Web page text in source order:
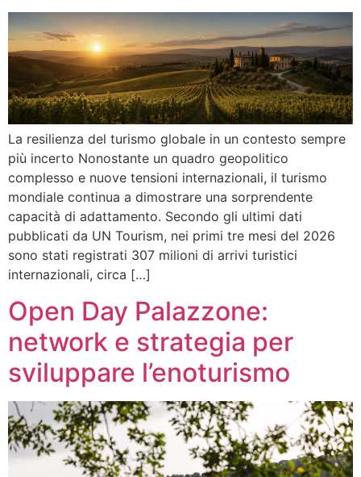
La resilienza del turismo globale in un contesto sempre
più incerto Nonostante un quadro geopolitico
complesso e nuove tensioni internazionali, il turismo
mondiale continua a dimostrare una sorprendente
capacità di adattamento. Secondo gli ultimi dati
pubblicati da UN Tourism, nei primi tre mesi del 2026
sono stati registrati 307 milioni di arrivi turistici
internazionali, circa […]
Open Day Palazzone:
network e strategia per
sviluppare l’enoturismo